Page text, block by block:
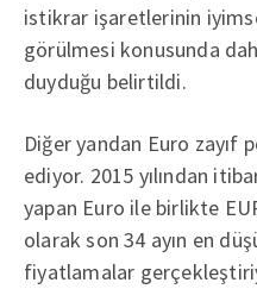
istikrar işaretlerinin
görülmesi konusunda
duyduğu belirtildi.
Diğer yandan Euro zayıf
ediyor. 2015 yılından
yapan Euro ile birlikte
olarak son 34 ayın en
fiyatlamalar